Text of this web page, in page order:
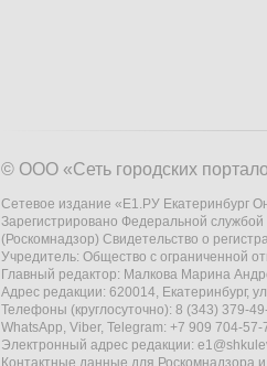
© ООО «Сеть городских
Сетевое издание «Е1.РУ Екатеринбург
Зарегистрировано Федеральной
(Роскомнадзор) Свидетельство о
Учредитель: Общество с
Главный редактор: Малкова Марина
Адрес редакции: 620014, Екатеринбург,
Телефоны (круглосуточно): 8 (343) 379-
WhatsApp, Viber, Telegram: +7 909 704-57-
Электронный адрес редакции:
Контактные данные для Роскомнадзора и